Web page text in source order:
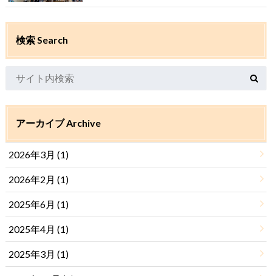
検索 Search
アーカイブ Archive
2026年3月 (1)
2026年2月 (1)
2025年6月 (1)
2025年4月 (1)
2025年3月 (1)